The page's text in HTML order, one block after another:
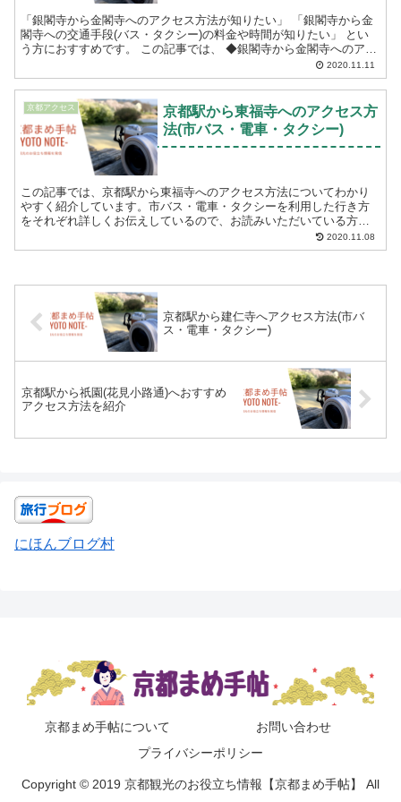
「銀閣寺から金閣寺へのアクセス方法が知りたい」 「銀閣寺から金
閣寺への交通手段(バス・タクシー)の料金や時間が知りたい」 とい
う方におすすめです。 この記事では、 ◆銀閣寺から金閣寺へのアク
2020.11.11
京都アクセス
京都駅から東福寺へのアクセス方
法(市バス・電車・タクシー)
この記事では、京都駅から東福寺へのアクセス方法についてわかり
やすく紹介しています。市バス・電車・タクシーを利用した行き方
をそれぞれ詳しくお伝えしているので、お読みいただいている方の
ご都合に合わせてご参考いただけます。 「京都駅から東福寺へ...
2020.11.08
京都駅から建仁寺へアクセス方法(市バ
ス・電車・タクシー)
京都駅から祇園(花見小路通)へおすすめ
アクセス方法を紹介
にほんブログ村
京都まめ手帖について
お問い合わせ
プライバシーポリシー
Copyright © 2019 京都観光のお役立ち情報【京都まめ手帖】 All